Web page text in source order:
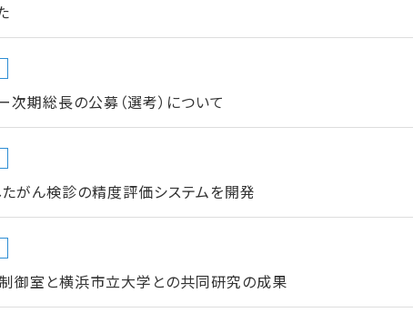
期総長の公募（選考）について
がん検診の精度評価システムを開発
御室と横浜市立大学との共同研究の成果